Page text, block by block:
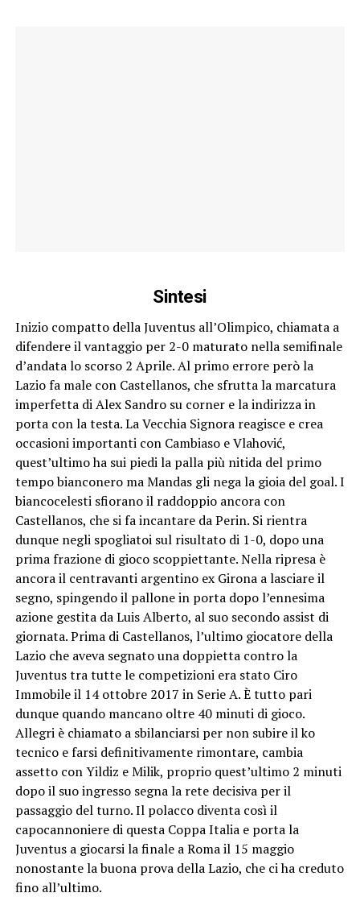
Sintesi
Inizio compatto della Juventus all’Olimpico, chiamata a
difendere il vantaggio per 2-0 maturato nella semifinale
d’andata lo scorso 2 Aprile. Al primo errore però la
Lazio fa male con Castellanos, che sfrutta la marcatura
imperfetta di Alex Sandro su corner e la indirizza in
porta con la testa. La Vecchia Signora reagisce e crea
occasioni importanti con Cambiaso e Vlahović,
quest’ultimo ha sui piedi la palla più nitida del primo
tempo bianconero ma Mandas gli nega la gioia del goal. I
biancocelesti sfiorano il raddoppio ancora con
Castellanos, che si fa incantare da Perin. Si rientra
dunque negli spogliatoi sul risultato di 1-0, dopo una
prima frazione di gioco scoppiettante. Nella ripresa è
ancora il centravanti argentino ex Girona a lasciare il
segno, spingendo il pallone in porta dopo l’ennesima
azione gestita da Luis Alberto, al suo secondo assist di
giornata. Prima di Castellanos, l’ultimo giocatore della
Lazio che aveva segnato una doppietta contro la
Juventus tra tutte le competizioni era stato Ciro
Immobile il 14 ottobre 2017 in Serie A. È tutto pari
dunque quando mancano oltre 40 minuti di gioco.
Allegri è chiamato a sbilanciarsi per non subire il ko
tecnico e farsi definitivamente rimontare, cambia
assetto con Yildiz e Milik, proprio quest’ultimo 2 minuti
dopo il suo ingresso segna la rete decisiva per il
passaggio del turno. Il polacco diventa così il
capocannoniere di questa Coppa Italia e porta la
Juventus a giocarsi la finale a Roma il 15 maggio
nonostante la buona prova della Lazio, che ci ha creduto
fino all’ultimo.